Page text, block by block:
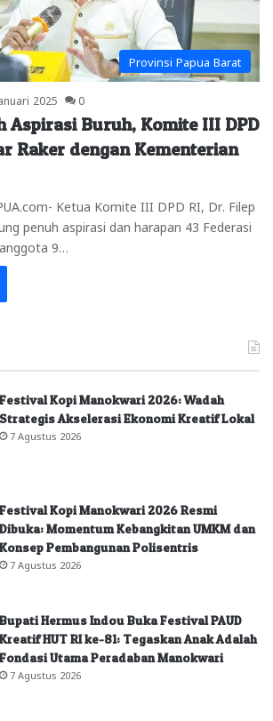
Provinsi Papua Barat
2025 0
Aspirasi Buruh, Komite III DPD
Raker dengan Kementerian
Ketua Komite III DPD RI, Dr. Filep
penuh aspirasi dan harapan 43 Federasi
9…
Festival Kopi Manokwari 2026: Wadah
Strategis Akselerasi Ekonomi Kreatif Lokal
7 Agustus 2026
Festival Kopi Manokwari 2026 Resmi
Dibuka: Momentum Kebangkitan UMKM dan
Konsep Pembangunan Polisentris
7 Agustus 2026
Bupati Hermus Indou Buka Festival PAUD
Kreatif HUT RI ke-81: Tegaskan Anak Adalah
Fondasi Utama Peradaban Manokwari
7 Agustus 2026